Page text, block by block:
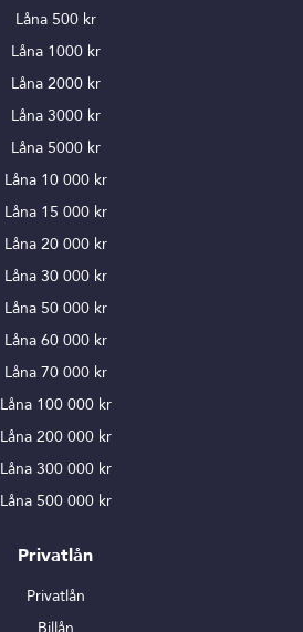
Låna 500 kr
Låna 1000 kr
Låna 2000 kr
Låna 3000 kr
Låna 5000 kr
Låna 10 000 kr
Låna 15 000 kr
Låna 20 000 kr
Låna 30 000 kr
Låna 50 000 kr
Låna 60 000 kr
Låna 70 000 kr
Låna 100 000 kr
Låna 200 000 kr
Låna 300 000 kr
Låna 500 000 kr
Privatlån
Privatlån